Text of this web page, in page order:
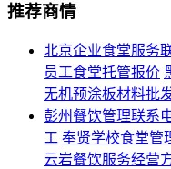
推荐商情
北京企业食堂服务
员工食堂托管报价
无机预涂板材料批
彭州餐饮管理联系
工 奉贤学校食堂管
云岩餐饮服务经营